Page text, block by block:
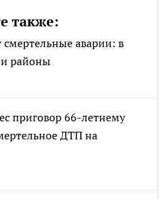
также:
смертельные аварии: в
районы
приговор 66-летнему
ДТП на